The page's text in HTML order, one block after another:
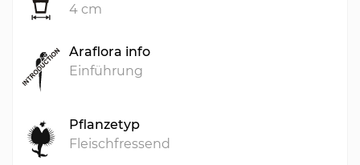
4 cm
Araflora info
Einführung
Pflanzetyp
Fleischfressend